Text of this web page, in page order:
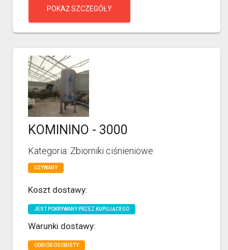
POKAŻ SZCZEGÓŁY
KOMININO - 3000
Kategoria: Zbiorniki ciśnieniowe
UŻYWANY
Koszt dostawy:
JEST POKRYWANY PRZEZ KUPUJĄCEGO
Warunki dostawy:
ODBIÓR OSOBISTY